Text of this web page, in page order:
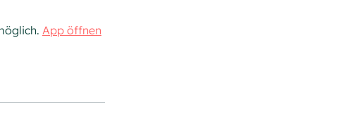
App öffnen